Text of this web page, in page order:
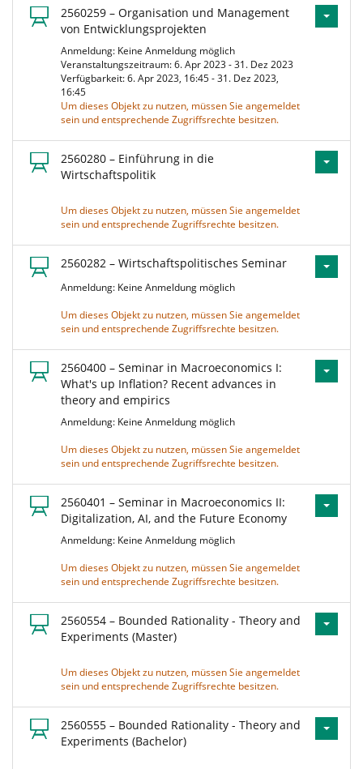
2560259 – Organisation und Management
von Entwicklungsprojekten
Anmeldung: Keine Anmeldung möglich
Veranstaltungszeitraum: 6. Apr 2023 - 31. Dez 2023
Verfügbarkeit: 6. Apr 2023, 16:45 - 31. Dez 2023,
16:45
Um dieses Objekt zu nutzen, müssen Sie angemeldet
sein und entsprechende Zugriffsrechte besitzen.
2560280 – Einführung in die
Wirtschaftspolitik
Um dieses Objekt zu nutzen, müssen Sie angemeldet
sein und entsprechende Zugriffsrechte besitzen.
2560282 – Wirtschaftspolitisches Seminar
Anmeldung: Keine Anmeldung möglich
Um dieses Objekt zu nutzen, müssen Sie angemeldet
sein und entsprechende Zugriffsrechte besitzen.
2560400 – Seminar in Macroeconomics I:
What's up Inflation? Recent advances in
theory and empirics
Anmeldung: Keine Anmeldung möglich
Um dieses Objekt zu nutzen, müssen Sie angemeldet
sein und entsprechende Zugriffsrechte besitzen.
2560401 – Seminar in Macroeconomics II:
Digitalization, AI, and the Future Economy
Anmeldung: Keine Anmeldung möglich
Um dieses Objekt zu nutzen, müssen Sie angemeldet
sein und entsprechende Zugriffsrechte besitzen.
2560554 – Bounded Rationality - Theory and
Experiments (Master)
Um dieses Objekt zu nutzen, müssen Sie angemeldet
sein und entsprechende Zugriffsrechte besitzen.
2560555 – Bounded Rationality - Theory and
Experiments (Bachelor)